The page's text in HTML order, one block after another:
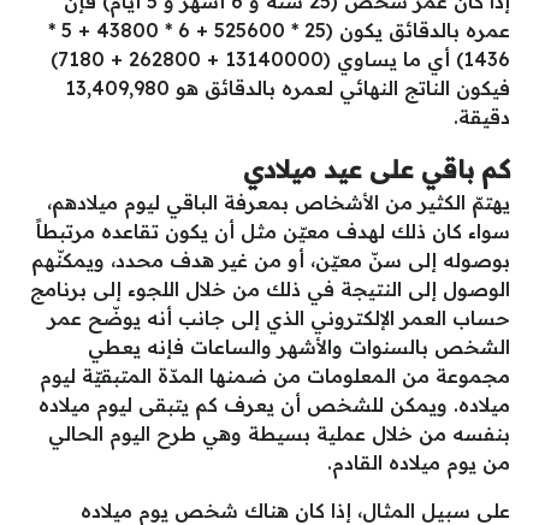
عمره بالدقائق يكون (25 * 525600 + 6 * 43800 + 5 *
1436) أي ما يساوي (13140000 + 262800 + 7180)
فيكون الناتج النهائي لعمره بالدقائق هو 13,409,980
دقيقة.
كم باقي على عيد ميلادي
يهتمّ الكثير من الأشخاص بمعرفة الباقي ليوم ميلادهم،
سواء كان ذلك لهدف معيّن مثل أن يكون تقاعده مرتبطاً
بوصوله إلى سنّ معيّن، أو من غير هدف محدد، ويمكنّهم
الوصول إلى النتيجة في ذلك من خلال اللجوء إلى برنامج
حساب العمر الإلكتروني الذي إلى جانب أنه يوضّح عمر
الشخص بالسنوات والأشهر والساعات فإنه يعطي
مجموعة من المعلومات من ضمنها المدّة المتبقيّة ليوم
ميلاده. ويمكن للشخص أن يعرف كم يتبقى ليوم ميلاده
بنفسه من خلال عملية بسيطة وهي طرح اليوم الحالي
من يوم ميلاده القادم.
على سبيل المثال، إذا كان هناك شخص يوم ميلاده